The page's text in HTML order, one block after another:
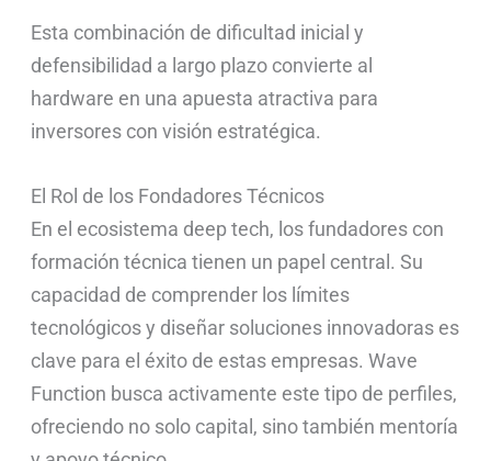
Esta combinación de dificultad inicial y
defensibilidad a largo plazo convierte al
hardware en una apuesta atractiva para
inversores con visión estratégica.
El Rol de los Fondadores Técnicos
En el ecosistema deep tech, los fundadores con
formación técnica tienen un papel central. Su
capacidad de comprender los límites
tecnológicos y diseñar soluciones innovadoras es
clave para el éxito de estas empresas. Wave
Function busca activamente este tipo de perfiles,
ofreciendo no solo capital, sino también mentoría